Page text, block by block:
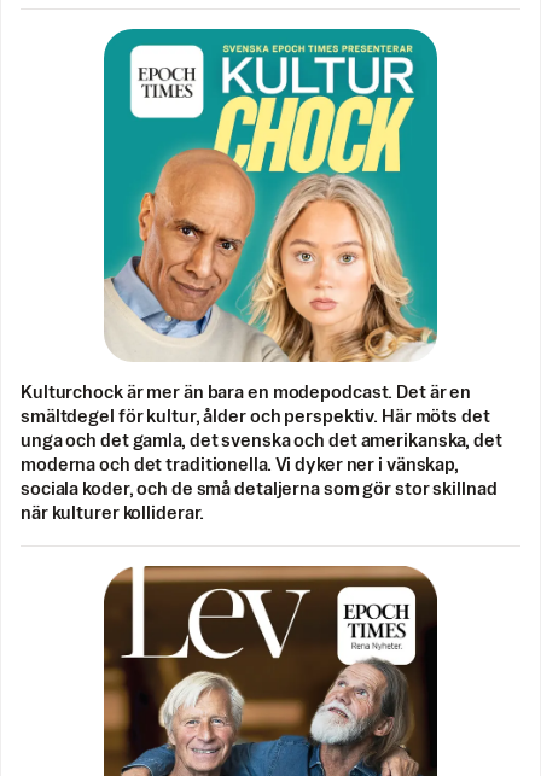
Kulturchock är mer än bara en modepodcast. Det är en
smältdegel för kultur, ålder och perspektiv. Här möts det
unga och det gamla, det svenska och det amerikanska, det
moderna och det traditionella. Vi dyker ner i vänskap,
sociala koder, och de små detaljerna som gör stor skillnad
när kulturer kolliderar.